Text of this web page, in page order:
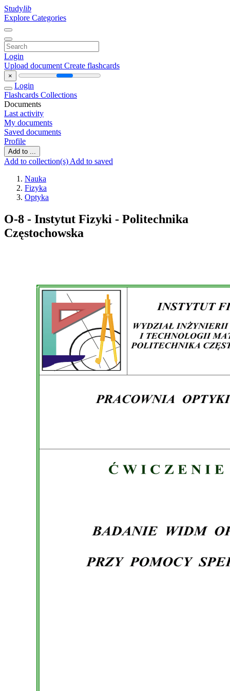
Studylib
Explore Categories
Login
Upload document Create flashcards
×
Login
Flashcards Collections
Documents
Last activity
My documents
Saved documents
Profile
Add to ...
Add to collection(s) Add to saved
Nauka
Fizyka
Optyka
O-8 - Instytut Fizyki - Politechnika
Częstochowska